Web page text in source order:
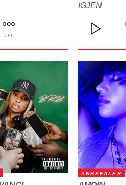
DEL
IGJEN
ANBEFALER